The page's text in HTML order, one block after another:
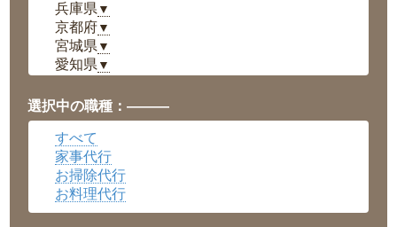
兵庫県 ▼
京都府▼
宮城県 ▼
愛知県 ▼
岡山県▼
広島県▼
沖縄県
選択中の職種：———
すべて
家事代行
お掃除代行
お料理代行